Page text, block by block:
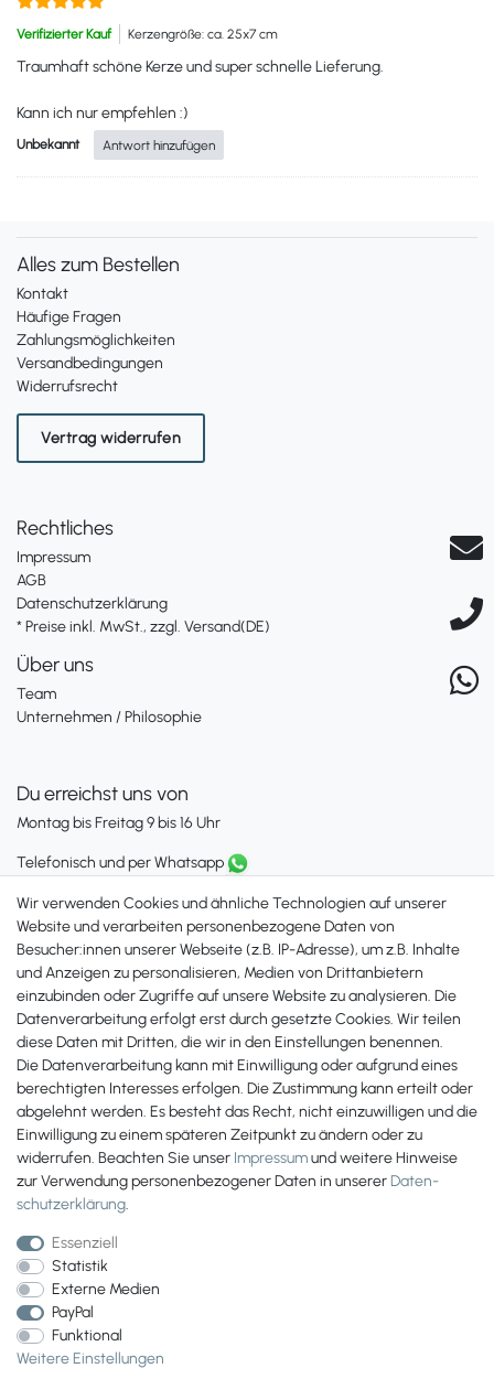
Verifizierter Kauf Kerzengröße: ca. 25x7 cm
Traumhaft schöne Kerze und super schnelle Lieferung.
Kann ich nur empfehlen :)
Unbekannt Antwort hinzufügen
Alles zum Bestellen
Kontakt
Häufige Fragen
Zahlungsmöglichkeiten
Versandbedingungen
Widerrufsrecht
Vertrag widerrufen
Rechtliches
Impressum
AGB
Datenschutzerklärung
* Preise inkl. MwSt., zzgl. Versand(DE)
Über uns
Team
Unternehmen / Philosophie
Du erreichst uns von
Montag bis Freitag 9 bis 16 Uhr
Telefonisch und per Whatsapp
+49 561 287 907 84
Zahlungsmöglichkeiten
Wir verwenden Cookies und ähnliche Technologien auf unserer
Website und verarbeiten personenbezogene Daten von
Besucher:innen unserer Webseite (z.B. IP-Adresse), um z.B. Inhalte
und Anzeigen zu personalisieren, Medien von Drittanbietern
einzubinden oder Zugriffe auf unsere Website zu analysieren. Die
Datenverarbeitung erfolgt erst durch gesetzte Cookies. Wir teilen
diese Daten mit Dritten, die wir in den Einstellungen benennen.
Die Datenverarbeitung kann mit Einwilligung oder aufgrund eines
berechtigten Interesses erfolgen. Die Zustimmung kann erteilt oder
abgelehnt werden. Es besteht das Recht, nicht einzuwilligen und die
Einwilligung zu einem späteren Zeitpunkt zu ändern oder zu
widerrufen. Beachten Sie unser Impressumund weitere Hinweise
zur Verwendung personenbezogener Daten in unsererDaten­
schutz­erklärung.
Essenziell
Statistik
Externe Medien
PayPal
Funktional
Weitere Einstellungen